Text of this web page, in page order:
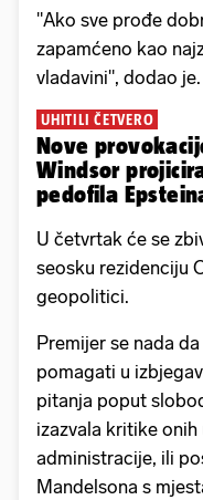
"Ako sve prođe
zapamćeno kao
vladavini", dodao je.
UHITILI ČETVERO
Nove
Windsor
pedofila
U četvrtak će se
seosku rezidenciju
geopolitici.
Premijer se nada
pomagati u
pitanja poput
izazvala kritike
administracije, ili
Mandelsona s